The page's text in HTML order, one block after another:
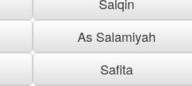
As Salamiyah
Safita